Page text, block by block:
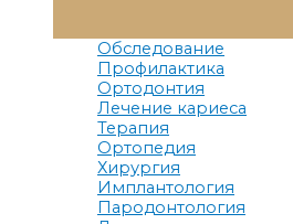
Обследование
Профилактика
Ортодонтия
Лечение кариеса
Терапия
Ортопедия
Хирургия
Имплантология
Пародонтология